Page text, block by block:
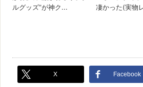
X Facebook